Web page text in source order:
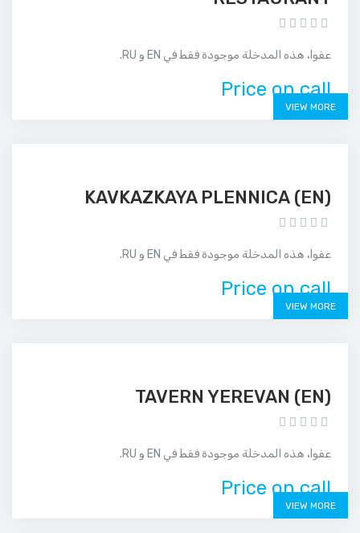
عفوا، هذه المدخلة موجودة فقط في EN و RU.
Price on call
VIEW MORE
(EN) KAVKAZKAYA PLENNICA
عفوا، هذه المدخلة موجودة فقط في EN و RU.
Price on call
VIEW MORE
(EN) TAVERN YEREVAN
عفوا، هذه المدخلة موجودة فقط في EN و RU.
Price on call
VIEW MORE